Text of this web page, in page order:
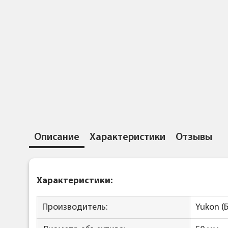
Описание Характеристики Отзывы
Характеристики:
Производитель: Yukon